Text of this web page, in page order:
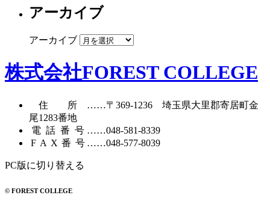
アーカイブ
アーカイブ
株式会社FOREST COLLEGE
住所……〒369-1236 埼玉県大里郡寄居町金
尾1283番地
電話番号……048-581-8339
FAX番号……048-577-8039
PC版に切り替える
© FOREST COLLEGE